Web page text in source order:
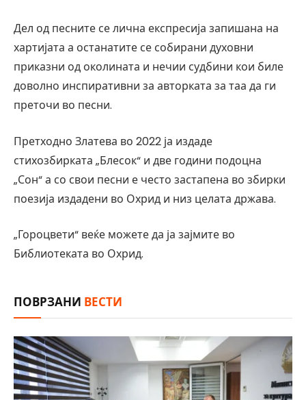
Дел од песните се лична експресија запишана на
хартијата а останатите се собирани духовни
приказни од околината и нечии судбини кои биле
доволно инспиративни за авторката за таа да ги
преточи во песни.
Претходно Златева во 2022 ја издаде
стихозбирката „Блесок“ и две години подоцна
„Сон“ а со свои песни е често застапена во збирки
поезија издадени во Охрид и низ целата држава.
„Гороцвети“ веќе можете да ја зајмите во
Библиотеката во Охрид.
ПОВРЗАНИ ВЕСТИ